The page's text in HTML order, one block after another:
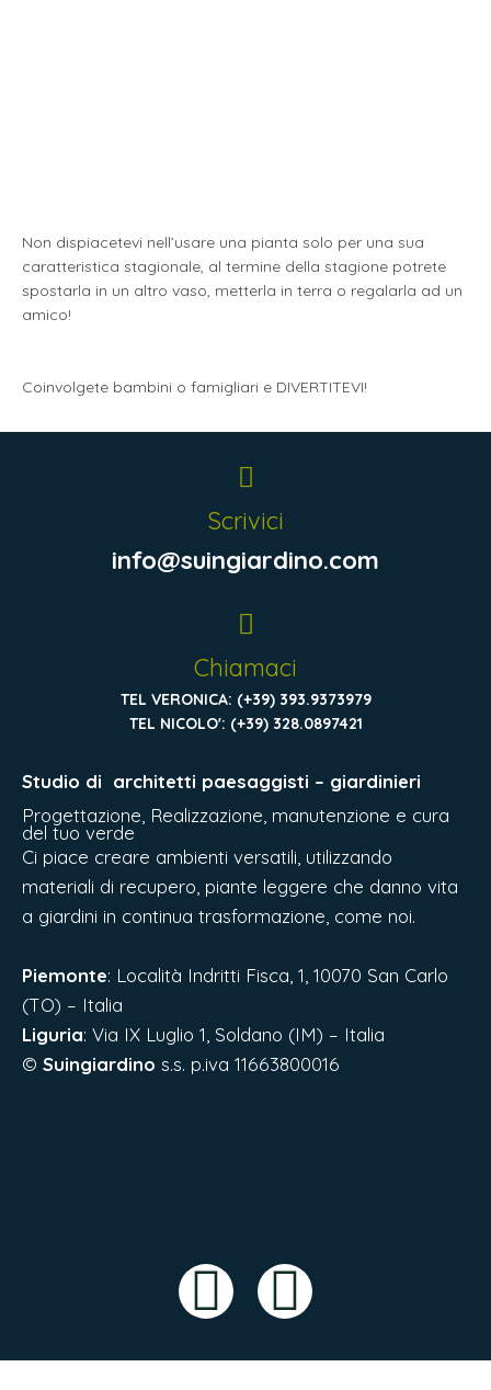
Non dispiacetevi nell’usare una pianta solo per una sua
caratteristica stagionale, al termine della stagione potrete
spostarla in un altro vaso, metterla in terra o regalarla ad un
amico!
Coinvolgete bambini o famigliari e DIVERTITEVI!
Scrivici
info@suingiardino.com
Chiamaci
TEL VERONICA: (+39) 393.9373979
TEL NICOLO': (+39) 328.0897421
Studio di architetti paesaggisti – giardinieri
Progettazione, Realizzazione, manutenzione e cura
del tuo verde
Ci piace creare ambienti versatili, utilizzando
materiali di recupero, piante leggere che danno vita
a giardini in continua trasformazione, come noi.
Piemonte: Località Indritti Fisca, 1, 10070 San Carlo
(TO) – Italia
Liguria: Via IX Luglio 1, Soldano (IM) – Italia
© Suingiardino s.s. p.iva 11663800016